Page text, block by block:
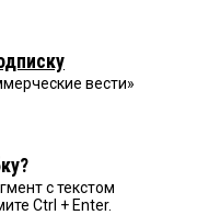
вести»
с текстом
Ctrl + Enter.